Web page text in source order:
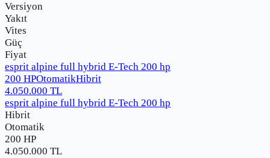
Versiyon
Yakıt
Vites
Güç
Fiyat
esprit alpine full hybrid E-Tech 200 hp
200 HPOtomatikHibrit
4.050.000 TL
esprit alpine full hybrid E-Tech 200 hp
Hibrit
Otomatik
200 HP
4.050.000 TL